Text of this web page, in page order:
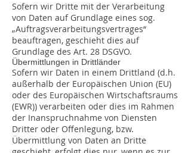
Sofern wir Dritte mit der Verarbeitung
von Daten auf Grundlage eines sog.
„Auftragsverarbeitungsvertrages“
beauftragen, geschieht dies auf
Grundlage des Art. 28 DSGVO.
Übermittlungen in Drittländer
Sofern wir Daten in einem Drittland (d.h.
außerhalb der Europäischen Union (EU)
oder des Europäischen Wirtschaftsraums
(EWR)) verarbeiten oder dies im Rahmen
der Inanspruchnahme von Diensten
Dritter oder Offenlegung, bzw.
Übermittlung von Daten an Dritte